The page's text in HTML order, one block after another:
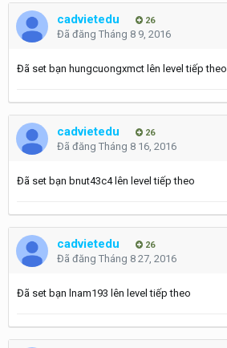
cadvietedu 26
Đã đăng Tháng 8 9, 2016
Đã set bạn hungcuongxmct lên level tiếp theo
cadvietedu 26
Đã đăng Tháng 8 16, 2016
Đã set bạn bnut43c4 lên level tiếp theo
cadvietedu 26
Đã đăng Tháng 8 27, 2016
Đã set bạn lnam193 lên level tiếp theo